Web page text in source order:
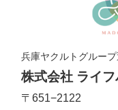
兵庫ヤクルトグルー
株式会社 ライ
〒651−2122